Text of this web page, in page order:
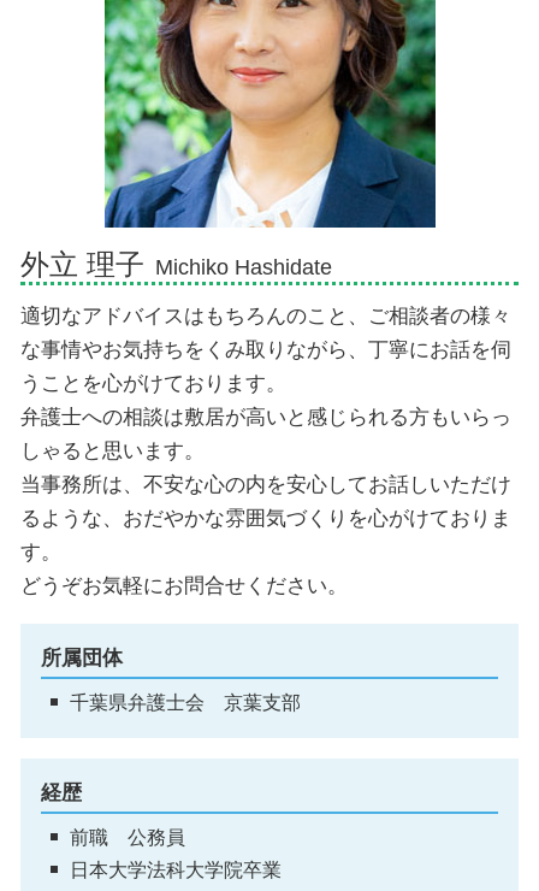
遺産 相続 が 振り込ま れる まで
相続 子供死亡 孫
相続手続き 銀行
相続 弁護士 御殿場市
債務整理 弁護士 沼津市
交通事故 弁護士 富士市
債務整理 弁護士 御殿場市
債務整理 弁護士 熱海市
相続 弁護士 三島市
外立 理子 Michiko Hashidate
適切なアドバイスはもちろんのこと、ご相談者の様々
な事情やお気持ちをくみ取りながら、丁寧にお話を伺
うことを心がけております。
弁護士への相談は敷居が高いと感じられる方もいらっ
しゃると思います。
当事務所は、不安な心の内を安心してお話しいただけ
るような、おだやかな雰囲気づくりを心がけておりま
す。
どうぞお気軽にお問合せください。
所属団体
千葉県弁護士会 京葉支部
経歴
前職 公務員
日本大学法科大学院卒業